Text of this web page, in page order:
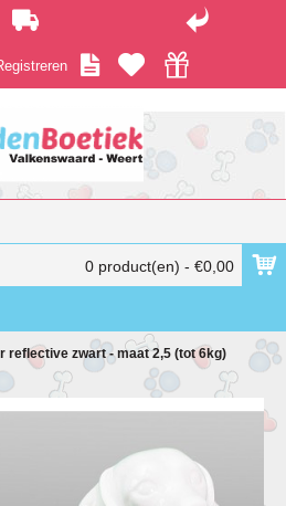
0 product(en) - €0,00
reflective zwart - maat 2,5 (tot 6kg)